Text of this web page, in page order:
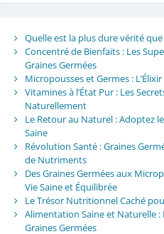
Quelle est la plus dure vérité
Concentré de Bienfaits : Les
Graines Germées
Micropousses et Germes :
Vitamines à l’État Pur : Les
Naturellement
Le Retour au Naturel : Adoptez
Saine
Révolution Santé : Graines
de Nutriments
Des Graines Germées aux
Vie Saine et Équilibrée
Le Trésor Nutritionnel Caché
Alimentation Saine et Naturelle
Graines Germées